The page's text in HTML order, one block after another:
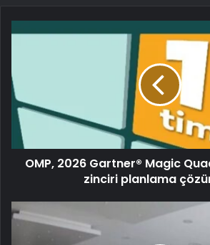
OMP, 2026 Gartner® Magic
zinciri planlama